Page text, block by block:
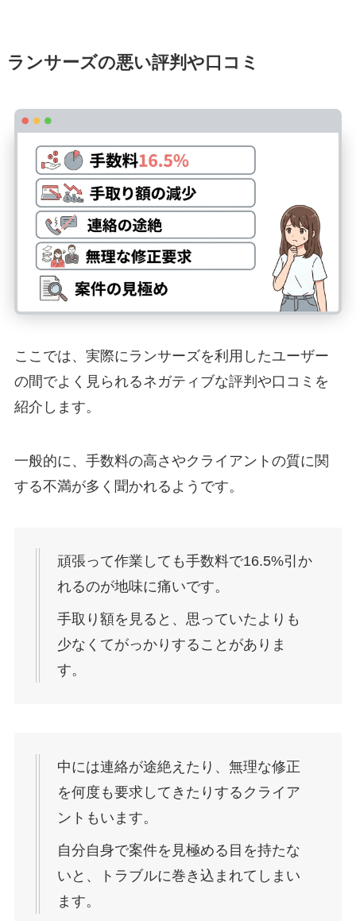
ランサーズの悪い評判や口コミ
ここでは、実際にランサーズを利用したユーザー
の間でよく見られるネガティブな評判や口コミを
紹介します。
一般的に、手数料の高さやクライアントの質に関
する不満が多く聞かれるようです。
頑張って作業しても手数料で16.5%引か
れるのが地味に痛いです。
手取り額を見ると、思っていたよりも
少なくてがっかりすることがありま
す。
中には連絡が途絶えたり、無理な修正
を何度も要求してきたりするクライア
ントもいます。
自分自身で案件を見極める目を持たな
いと、トラブルに巻き込まれてしまい
ます。